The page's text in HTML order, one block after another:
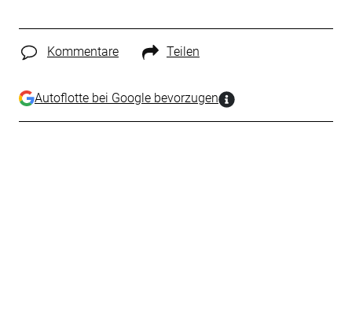
Kommentare Teilen
Autoflotte bei Google bevorzugen